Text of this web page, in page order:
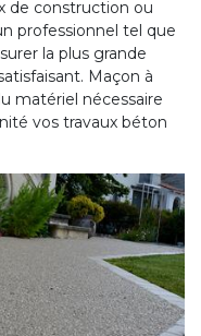
de construction ou
professionnel tel que
la plus grande
Maçon à
matériel nécessaire
vos travaux béton